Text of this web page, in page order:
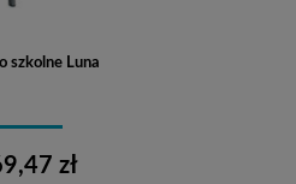
szkolne Luna
zł